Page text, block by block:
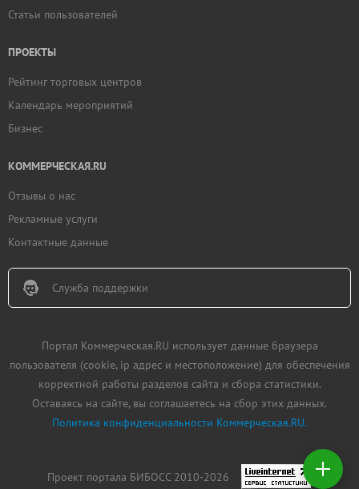
Добавить
Создать
Статьи пользователей
ПРОЕКТЫ
Рейтинг торговых центров
Календарь мероприятий
Бизнес
КОММЕРЧЕСКАЯ.RU
Отзывы о нас
Рекламные услуги
Контактные данные
Служба поддержки
Портал Коммерческая.RU использует данные браузера
пользователя (cookie, ip адрес и местоположение) для обеспечения
корректной работы разделов сайта и сбора статистики.
Оставаясь на сайте, вы соглашаетесь на сбор этих данных.
Политика конфиденциальности Коммерческая.RU.
Проект портала БИБОСС 2010-2026